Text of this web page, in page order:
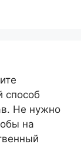
способ
Не нужно
на